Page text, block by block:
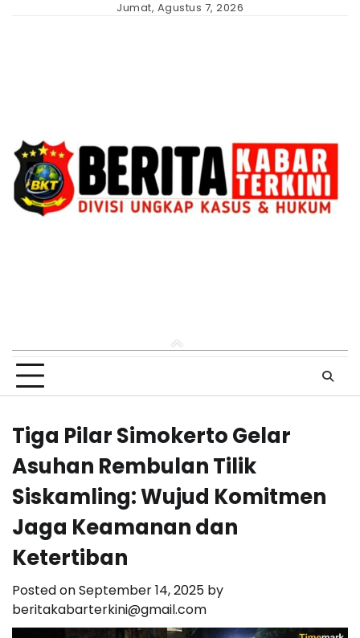
Jumat, Agustus 7, 2026
Tiga Pilar Simokerto Gelar
Asuhan Rembulan Tilik
Siskamling: Wujud Komitmen
Jaga Keamanan dan
Ketertiban
Posted onSeptember 14, 2025 by
beritakabarterkini@gmail.com